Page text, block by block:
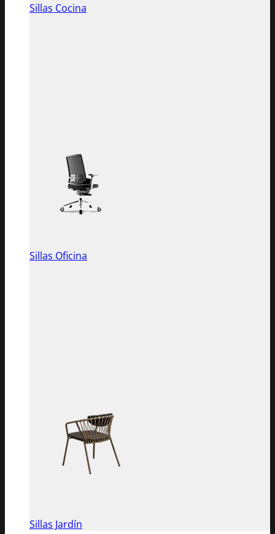
Sillas Cocina
Sillas Oficina
Sillas Jardín